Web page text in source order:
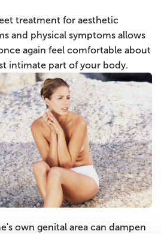
own genital area can dampen